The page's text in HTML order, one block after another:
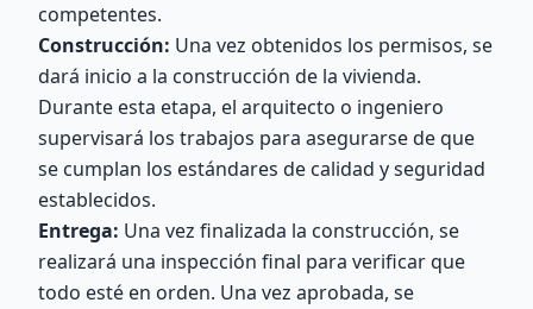
competentes.
Construcción: Una vez obtenidos los permisos, se
dará inicio a la construcción de la vivienda.
Durante esta etapa, el arquitecto o ingeniero
supervisará los trabajos para asegurarse de que
se cumplan los estándares de calidad y seguridad
establecidos.
Entrega: Una vez finalizada la construcción, se
realizará una inspección final para verificar que
todo esté en orden. Una vez aprobada, se